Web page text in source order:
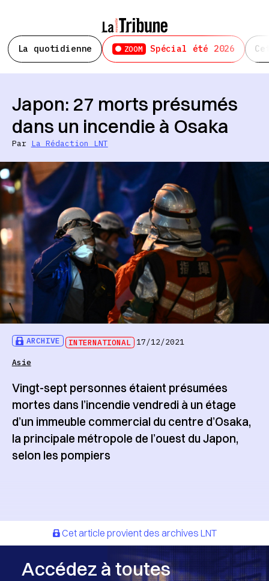
La quotidienne ZOOM Spécial été 2026
ARCHIVE INTERNATIONAL 17/12/2021
Asie
Japon: 27 morts présumés
dans un incendie à Osaka
Par La Rédaction LNT
Vingt-sept personnes étaient présumées
mortes dans l’incendie vendredi à un étage
d’un immeuble commercial du centre d’Osaka,
la principale métropole de l’ouest du Japon,
selon les pompiers
Cet article provient des archives LNT
Accédez à toutes